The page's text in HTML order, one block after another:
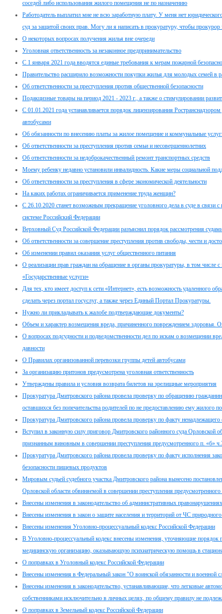
соседей либо использования жилого помещения не по назначению
Работодатель выплатил мне не всю заработную плату. У меня нет
суд за защитой своих прав. Могу ли я написать в прокуратуру, чтобы прокурор
О некоторых вопросах получения жилья вне очереди
Уголовная ответственность за незаконное предпринимательство
С 1 января 2021 года вводятся единые требования к мерам пожарной
Правительство расширило возможности покупки жилья для молодых семей в
Об ответственности за преступления против общественной безопасности
Подакцизные товары на период 2021 - 2023 г., а также о стимулировании
С 01.01.2021 года устанавливается порядок лицензирования
автобусами
Об обязанности по внесению платы за жилое помещение и коммунальные
Об ответственности за преступления против семьи и несовершеннолетних
Об ответственности за недоброкачественный ремонт транспортных средств
Моему ребенку недавно установили инвалидность. Какие меры социальной
Об ответственности за преступления в сфере экономической деятельности
На каких работах ограничивается применение труда женщин?
С 26.10.2020 станет возможным прекращение уголовного дела в суде в связи
системе Российский Федерации
Верховный Суд Российской Федерации разъяснил порядок рассмотрения
Об ответственности за совершение преступления против свободы, чести и
Об изменении правил оказания услуг общественного питания
О реализации прав граждан на обращение в органы прокуратуры, в том числе с
«Государственные услуги»
Для тех, кто имеет доступ к сети «Интернет», есть возможность удаленного
сделать через портал госуслуг, а также через Единый Портал Прокуратуры.
Нужно ли прикладывать к жалобе подтверждающие документы?
Объем и характер возмещения вреда, причиненного повреждением здоровья.
О вопросах подсудности и подведомственности дел по искам о возмещении
давности
О Правилах организованной перевозки группы детей автобусами
За организацию притонов предусмотрена уголовная ответственность
Утверждены правила и условия возврата билетов на зрелищные мероприятия
Прокуратура Дмитровского района провела проверку по обращению
оставшихся без попечительства родителей по не предоставлению ему жилого
Прокуратура Дмитровского района провела проверку по факту
Вступил в законную силу приговор Дмитровского районного суда Орловской
признанным виновным в совершении преступления предусмотренного п. «б»
Прокуратура Дмитровского района провела проверку по факту исполнения
безопасности пищевых продуктов
Мировым судьей судебного участка Дмитровского района вынесено
Орловской области обвиняемой в совершении преступления
Внесены изменения в законодательство об административных правонарушениях
Внесены изменения в закон о защите населения и территорий от ЧС природного
Внесены изменения Уголовно-процессуальный кодекс Российской Федерации
В Уголовно-процессуальный кодекс внесены изменения, уточняющие
медицинскую организацию, оказывающую психиатрическую помощь в
О поправках в Уголовный кодекс Российской Федерации
Внесены изменения в Федеральный закон "О воинской обязанности и военной
Внесены изменения в законодательство, устанавливающие, что легковые
собственниками исключительно в личных целях, по общему правилу не
О поправках в Земельный кодекс Российской Федерации